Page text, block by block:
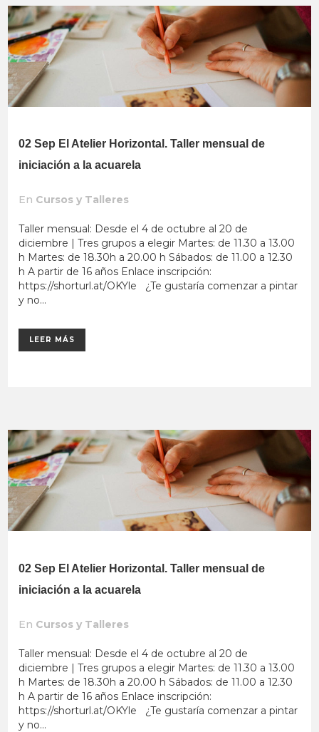
02 Sep El Atelier Horizontal. Taller mensual de
iniciación a la acuarela
En Cursos y Talleres
Taller mensual: Desde el 4 de octubre al 20 de
diciembre | Tres grupos a elegir Martes: de 11.30 a 13.00
h Martes: de 18.30h a 20.00 h Sábados: de 11.00 a 12.30
h A partir de 16 años Enlace inscripción:
https://shorturl.at/OKYle ¿Te gustaría comenzar a pintar
y no...
LEER MÁS
02 Sep El Atelier Horizontal. Taller mensual de
iniciación a la acuarela
En Cursos y Talleres
Taller mensual: Desde el 4 de octubre al 20 de
diciembre | Tres grupos a elegir Martes: de 11.30 a 13.00
h Martes: de 18.30h a 20.00 h Sábados: de 11.00 a 12.30
h A partir de 16 años Enlace inscripción:
https://shorturl.at/OKYle ¿Te gustaría comenzar a pintar
y no...